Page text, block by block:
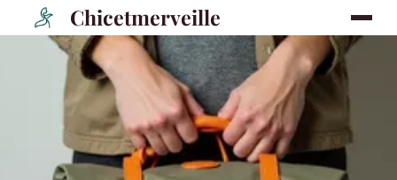
Chicetmerveille